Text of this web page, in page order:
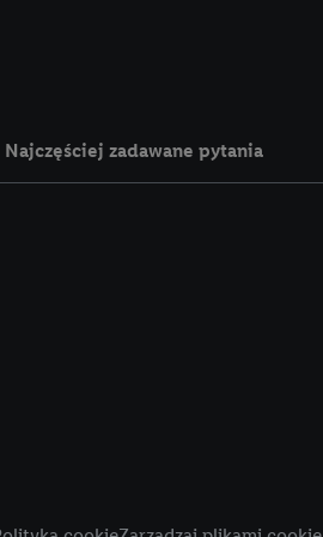
Najczęściej zadawane pytania
jednym z wyżej
możemy
rozpoznać
W tym celu
adres e-
adresu IP. Jeśli
użyciu adresu IP i
usług Lidl. W
Zgodę na
celów marketingu